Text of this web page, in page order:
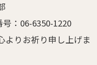
：06-6350-1220
よりお祈り申し上げま